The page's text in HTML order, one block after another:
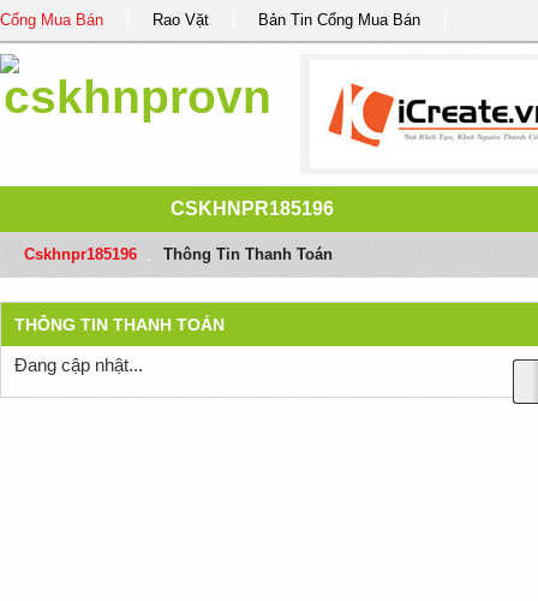
Cổng Mua Bán Rao Vặt Bản Tin Cổng Mua Bán
CSKHNPR185196
Cskhnpr185196 Thông Tin Thanh Toán
THÔNG TIN THANH TOÁN
Đang cập nhật...